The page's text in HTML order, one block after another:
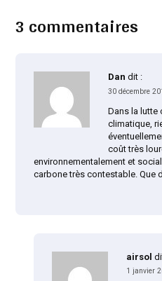
3 commentaires
Dan dit :
30 décembre
Dans la lutte
climatique,
coût très
environnementalement et
carbone très contestable. Que
airsol
1 janvier